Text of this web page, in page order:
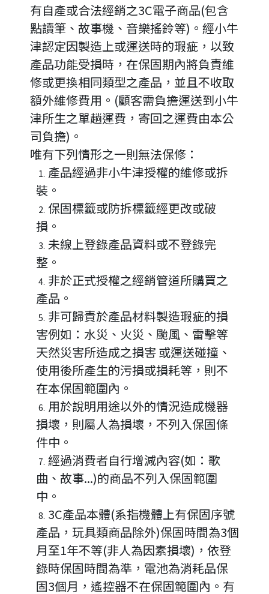
有自產或合法經銷之3C電子商品(包含
點讀筆、故事機、音樂搖鈴等)。經小牛
津認定因製造上或運送時的瑕疵，以致
產品功能受損時，在保固期內將負責維
修或更換相同類型之產品，並且不收取
額外維修費用。(顧客需負擔運送到小牛
津所生之單趟運費，寄回之運費由本公
司負擔)。
唯有下列情形之一則無法保修：
產品經過非小牛津授權的維修或拆
裝。
保固標籤或防拆標籤經更改或破
損。
未線上登錄產品資料或不登錄完
整。
非於正式授權之經銷管道所購買之
產品。
非可歸責於產品材料製造瑕疵的損
害例如：水災、火災、颱風、雷擊等
天然災害所造成之損害 或運送碰撞、
使用後所產生的污損或損耗等，則不
在本保固範圍內。
用於說明用途以外的情況造成機器
損壞，則屬人為損壞，不列入保固條
件中。
經過消費者自行增減內容(如：歌
曲、故事...)的商品不列入保固範圍
中。
3C產品本體(系指機體上有保固序號
產品，玩具類商品除外)保固時間為3個
月至1年不等(非人為因素損壞)，依登
錄時保固時間為準，電池為消耗品保
固3個月，遙控器不在保固範圍內。有